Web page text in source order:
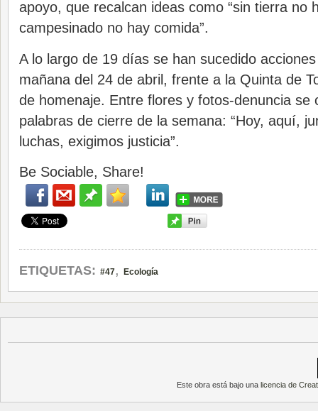
apoyo, que recalcan ideas como “sin tierra no
campesinado no hay comida”.
A lo largo de 19 días se han sucedido
mañana del 24 de abril, frente a la Quinta de
de homenaje. Entre flores y fotos-denuncia se
palabras de cierre de la semana: “Hoy, aquí,
luchas, exigimos justicia”.
Be Sociable, Share!
ETIQUETAS: #47, Ecología
Este obra está bajo unalicencia de